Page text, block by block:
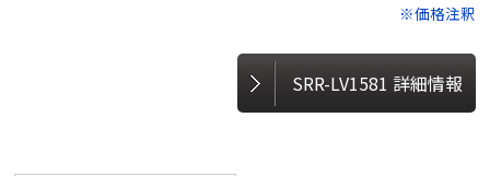
※価格注釈
SRR-LV1581 詳細情報